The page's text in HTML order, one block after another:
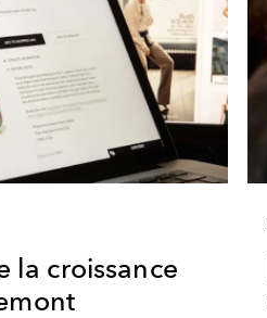
la croissance